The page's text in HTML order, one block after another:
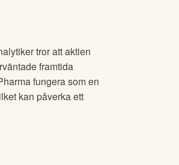
tror att aktien
framtida
fungera som en
kan påverka ett